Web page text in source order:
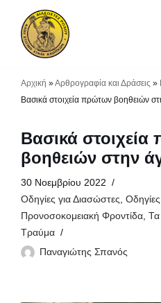
Μεταπηδήστε
Αρχική »Αρθρογραφία και Δράσεις »
Βασικά στοιχεία πρώτων βοηθειών
Βασικά
βοηθειών στην
30 Νοεμβρίου 2022
Οδηγίες για Διασώστες, Οδηγίες
Προνοσοκομειακή Φροντίδα, Τα
Τραύμα
Παναγιώτης Σπανός